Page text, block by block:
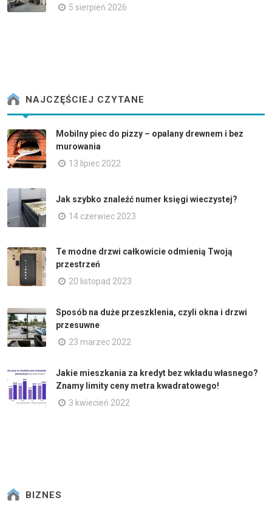
5 sierpień 2026
NAJCZĘŚCIEJ CZYTANE
Mobilny piec do pizzy – opalany drewnem i bez
murowania
13 lipiec 2022
Jak szybko znaleźć numer księgi wieczystej?
14 czerwiec 2023
Te modne drzwi całkowicie odmienią Twoją
przestrzeń
20 listopad 2023
Sposób na duże przeszklenia, czyli okna i drzwi
przesuwne
23 marzec 2022
Jakie mieszkania za kredyt bez wkładu własnego?
Znamy limity ceny metra kwadratowego!
3 kwiecień 2022
BIZNES